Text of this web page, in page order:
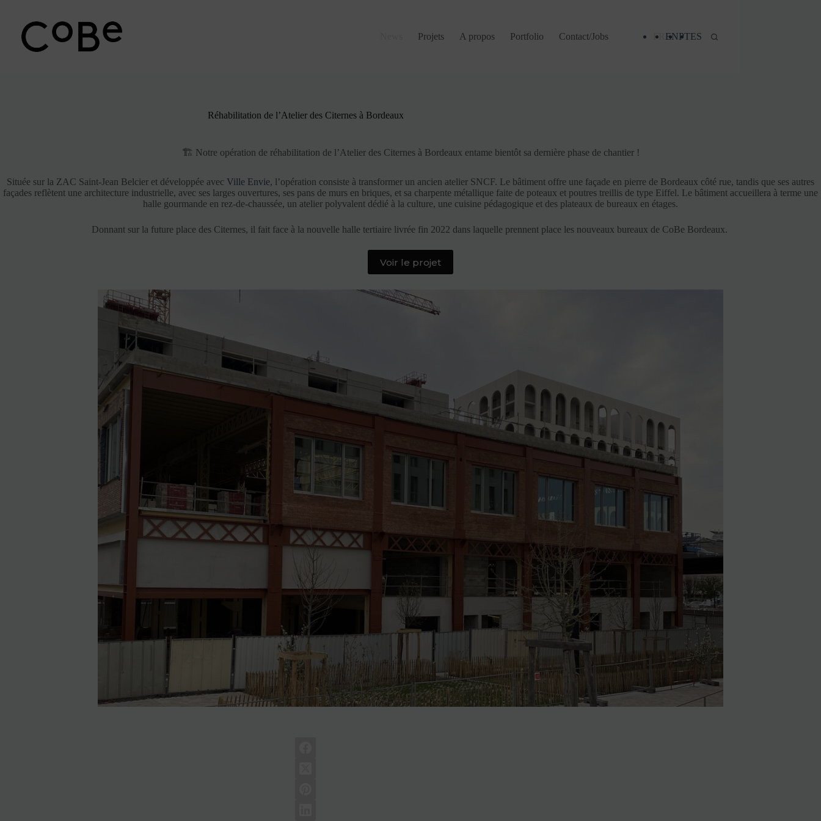
contenu
Projets A propos Portfolio Contact/Jobs FR ENPTES
Réhabilitation de l’Atelier des Citernes à Bordeaux
🏗 Notre opération de réhabilitation de l’Atelier des Citernes à Bordeaux entame bientôt sa dernière phase de chantier !
Située sur la ZAC Saint-Jean Belcier et développée avec Ville Envie, l’opération consiste à transformer un ancien atelier SNCF. Le bâtiment offre une façade en pierre de Bordeaux côté rue, tandis que ses autres
façades reflètent une architecture industrielle, avec ses larges ouvertures, ses pans de murs en briques, et sa charpente métallique faite de poteaux et poutres treillis de type Eiffel. Le bâtiment accueillera à terme une
halle gourmande en rez-de-chaussée, un atelier polyvalent dédié à la culture, une cuisine pédagogique et des plateaux de bureaux en étages.
Donnant sur la future place des Citernes, il fait face à la nouvelle halle tertiaire livrée fin 2022 dans laquelle prennent place les nouveaux bureaux de CoBe Bordeaux.
Voir le projet